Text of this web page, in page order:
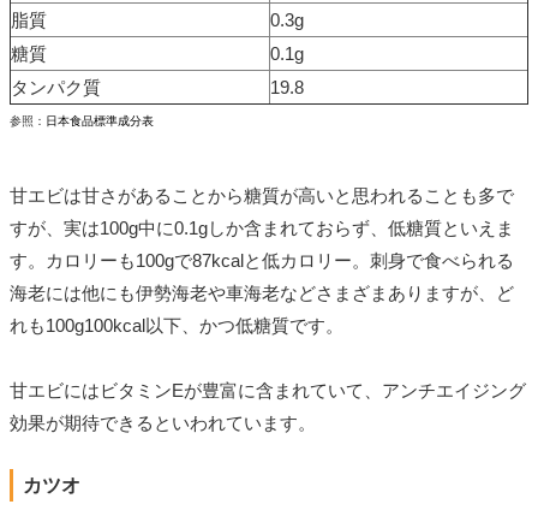
脂質
0.3g
糖質
0.1g
タンパク質
19.8
参照： 日本食品標準成分表
甘エビは甘さがあることから糖質が高いと思われることも多で
すが、実は100g中に0.1gしか含まれておらず、低糖質といえま
す。カロリーも100gで87kcalと低カロリー。刺身で食べられる
海老には他にも伊勢海老や車海老などさまざまありますが、ど
れも100g100kcal以下、かつ低糖質です。
甘エビにはビタミンEが豊富に含まれていて、アンチエイジング
効果が期待できるといわれています。
カツオ